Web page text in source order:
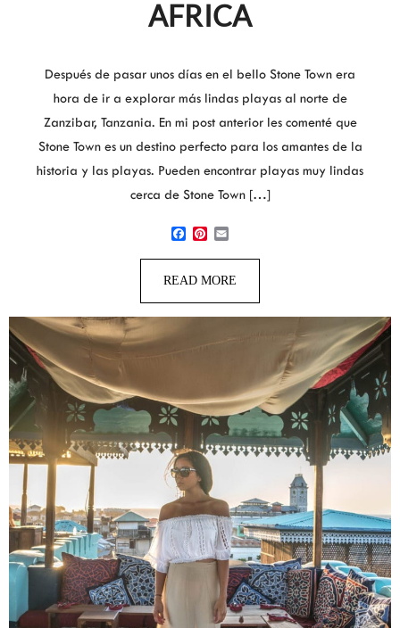
AFRICA
Después de pasar unos días en el bello Stone Town era
hora de ir a explorar más lindas playas al norte de
Zanzibar, Tanzania. En mi post anterior les comenté que
Stone Town es un destino perfecto para los amantes de la
historia y las playas. Pueden encontrar playas muy lindas
cerca de Stone Town […]
READ MORE